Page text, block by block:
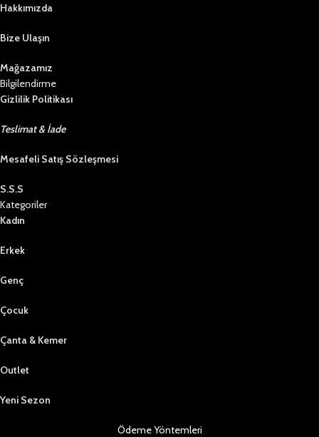
Hakkımızda
Bize Ulaşın
Mağazamız
Bilgilendirme
Gizlilik Politikası
Teslimat & İade
Mesafeli Satış Sözleşmesi
S.S.S
Kategoriler
Kadın
Erkek
Genç
Çocuk
Çanta & Kemer
Outlet
Yeni Sezon
Ödeme Yöntemleri